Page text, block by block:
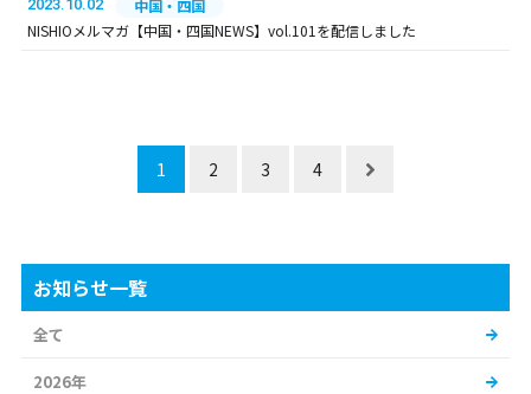
2023.10.02
中国・四国
NISHIOメルマガ【中国・四国NEWS】vol.101を配信しました
1 2 3 4
お知らせ一覧
全て
2026年